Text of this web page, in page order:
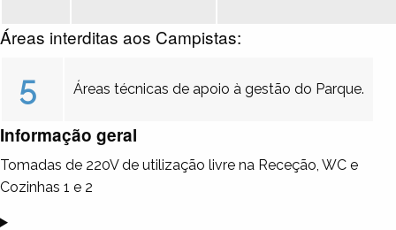
Áreas interditas aos Campistas:
5 Áreas técnicas de apoio à gestão do Parque.
Informação geral
Tomadas de 220V de utilização livre na Receção, WC e
Cozinhas 1 e 2